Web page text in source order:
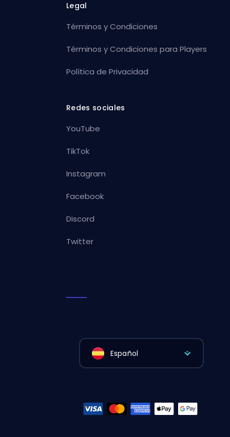
Legal
Términos y Condiciones
Términos y Condiciones para Players
Política de Privacidad
Redes sociales
YouTube
TikTok
Instagram
Facebook
Discord
Twitter
Español